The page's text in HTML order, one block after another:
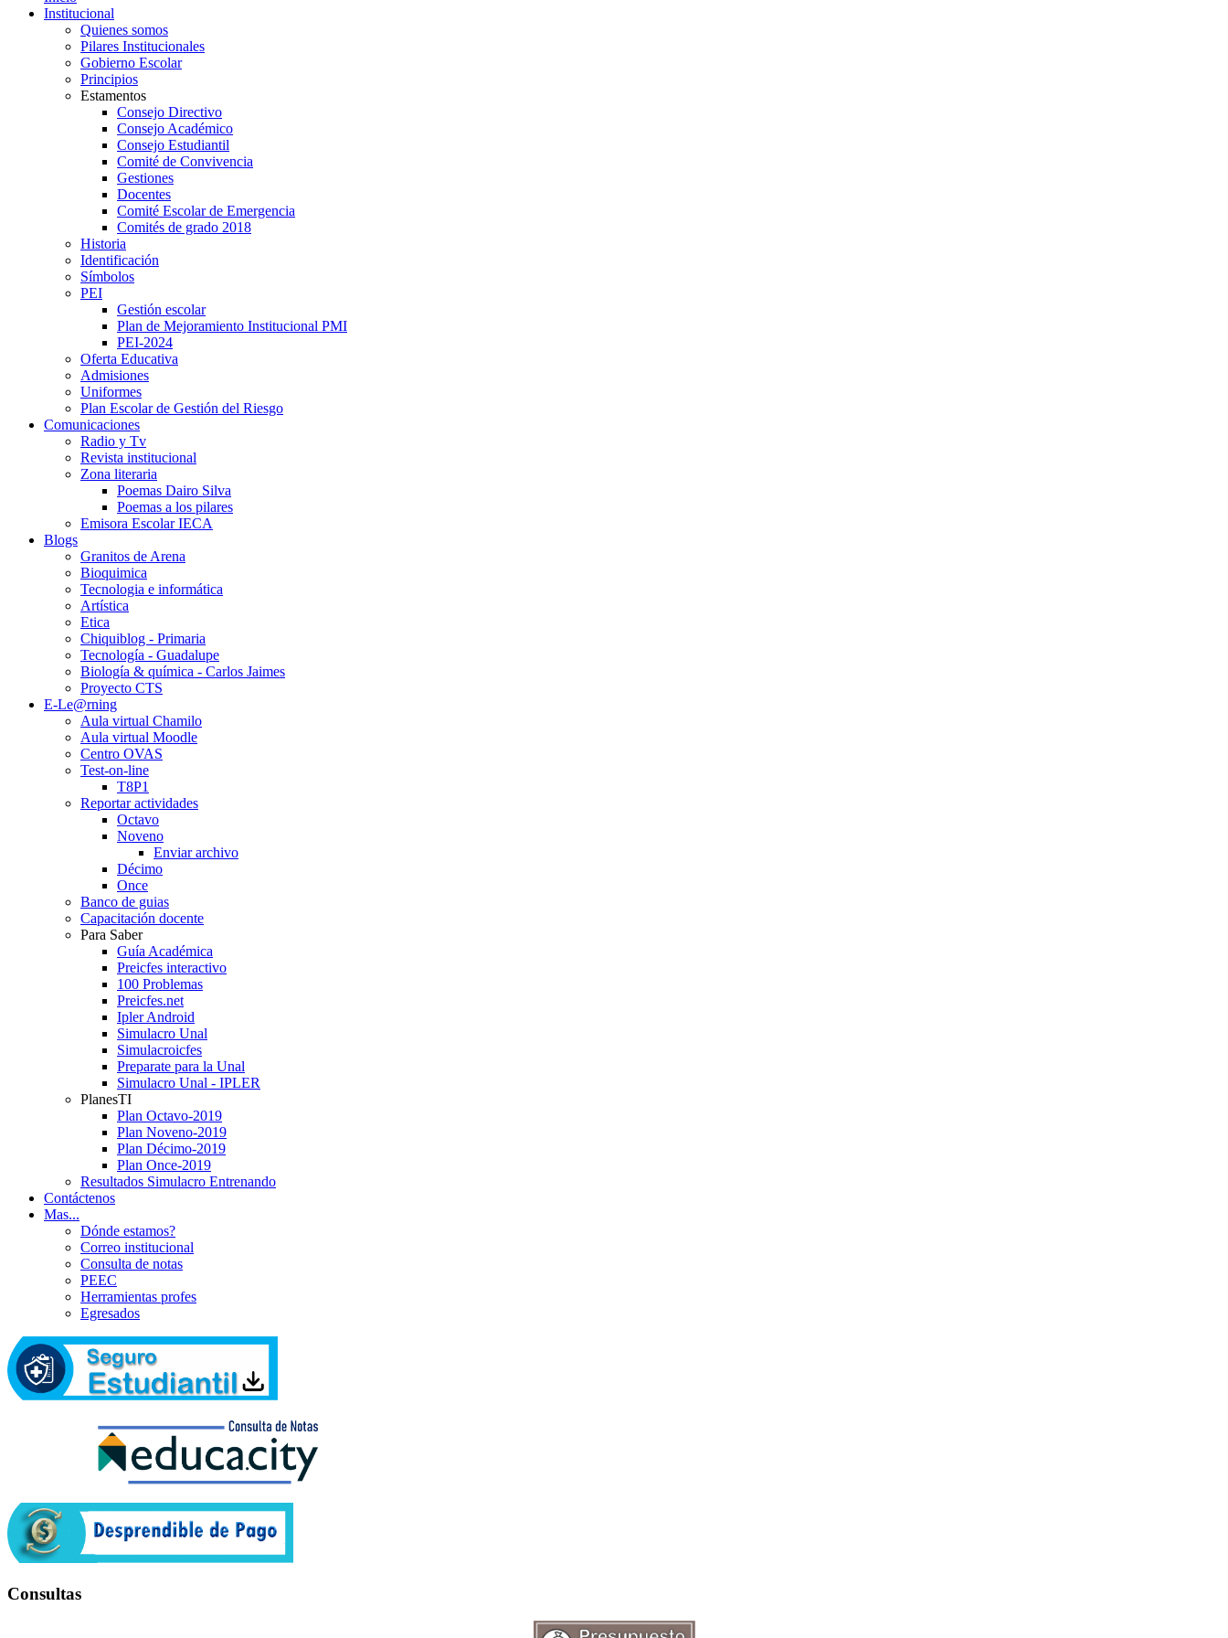
Institucional
Quienes somos
Pilares Institucionales
Gobierno Escolar
Principios
Estamentos
Consejo Directivo
Consejo Académico
Consejo Estudiantil
Comité de Convivencia
Gestiones
Docentes
Comité Escolar de Emergencia
Comités de grado 2018
Historia
Identificación
Símbolos
PEI
Gestión escolar
Plan de Mejoramiento Institucional PMI
PEI-2024
Oferta Educativa
Admisiones
Uniformes
Plan Escolar de Gestión del Riesgo
Comunicaciones
Radio y Tv
Revista institucional
Zona literaria
Poemas Dairo Silva
Poemas a los pilares
Emisora Escolar IECA
Blogs
Granitos de Arena
Bioquimica
Tecnologia e informática
Artística
Etica
Chiquiblog - Primaria
Tecnología - Guadalupe
Biología & química - Carlos Jaimes
Proyecto CTS
E-Le@rning
Aula virtual Chamilo
Aula virtual Moodle
Centro OVAS
Test-on-line
T8P1
Reportar actividades
Octavo
Noveno
Enviar archivo
Décimo
Once
Banco de guias
Capacitación docente
Para Saber
Guía Académica
Preicfes interactivo
100 Problemas
Preicfes.net
Ipler Android
Simulacro Unal
Simulacroicfes
Preparate para la Unal
Simulacro Unal - IPLER
PlanesTI
Plan Octavo-2019
Plan Noveno-2019
Plan Décimo-2019
Plan Once-2019
Resultados Simulacro Entrenando
Contáctenos
Mas...
Dónde estamos?
Correo institucional
Consulta de notas
PEEC
Herramientas profes
Egresados
Consultas